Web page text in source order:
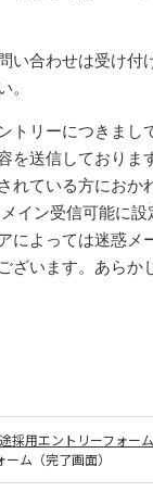
い合わせは受け付
。
トリーにつきまし
を送信しておりま
れている方におか
メイン受信可能に
によっては迷惑メ
ざいます。あらか
採用エントリーフォーム
ム（完了画面）